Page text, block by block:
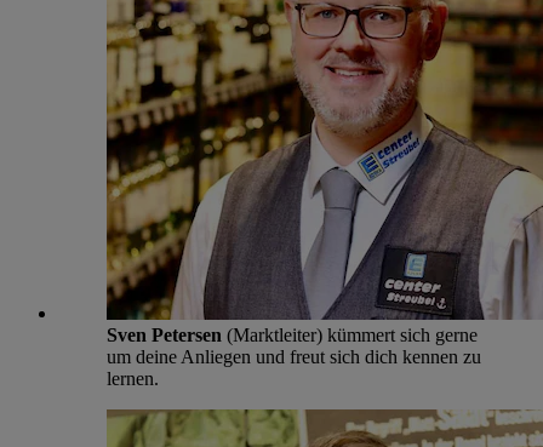
Sven Petersen (Marktleiter) kümmert sich gerne
um deine Anliegen und freut sich dich kennen zu
lernen.